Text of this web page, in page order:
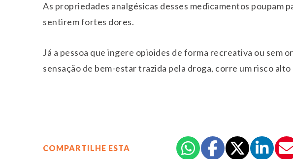
As propriedades analgésicas desses medicamentos poupam
sentirem fortes dores.
Já a pessoa que ingere opioides de forma recreativa ou sem
sensação de bem-estar trazida pela droga, corre um risco
COMPARTILHE ESTA